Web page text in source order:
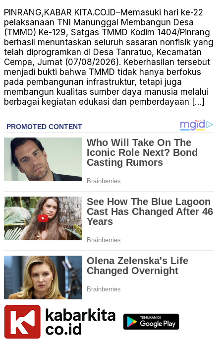
PINRANG,KABAR KITA.CO.ID–Memasuki hari ke-22
pelaksanaan TNI Manunggal Membangun Desa
(TMMD) Ke-129, Satgas TMMD Kodim 1404/Pinrang
berhasil menuntaskan seluruh sasaran nonfisik yang
telah diprogramkan di Desa Tanratuo, Kecamatan
Cempa, Jumat (07/08/2026). Keberhasilan tersebut
menjadi bukti bahwa TMMD tidak hanya berfokus
pada pembangunan infrastruktur, tetapi juga
membangun kualitas sumber daya manusia melalui
berbagai kegiatan edukasi dan pemberdayaan […]